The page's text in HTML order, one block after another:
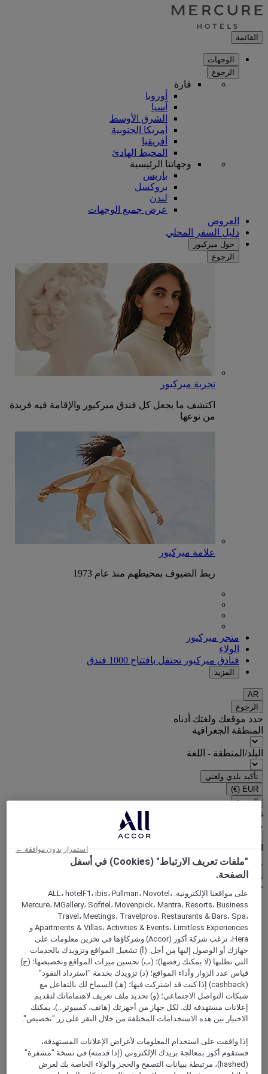
القائمة
الوجهات
الرجوع
قارة
أوروبا
آسيا
الشرق الأوسط
أمريكا الجنوبية
أفريقيا
المحيط الهادئ
وجهاتنا الرئيسية
باريس
بروكسل
لندن
عرض جميع الوجهات
العروض
دليل السفر المحلي
حول ميركيور
الرجوع
تجربة ميركيور
اكتشف ما يجعل كل فندق ميركيور والإقامة فيه فريدة
من نوعها
علامة ميركيور
ربط الضيوف بمحيطهم منذ عام 1973
متجر ميركيور
الولاء
فنادق ميركيور تحتفل بافتتاح 1000 فندق
المزيد
AR
الرجوع
حدد موقعك ولغتك أدناه
المنطقة الجغرافية
البلد/المنطقة - اللغة
تأكيد بلدي ولغتي
EUR
(€)
الرجوع
تحديد عُملتك أدناه
منطقة جغرافية
تأكيد عُملتي
World
Europe
France
Aquitania
PYRENEES-ATLANTIQUES
Biarritz
"ملفات تعريف الارتباط" (Cookies) في أسفل
الصفحة.
على مواقعنا الإلكترونية: ALL، hotelF1، ibis، Pullman، Novotel،
Mercure، MGallery، Sofitel، Movenpick، Mantra، Resorts، Business
Travel، Meetings، Travelpros، Restaurants & Bars، Spa،
Apartments & Villas، Activities & Events، Limitless Experiences و
Hera، ترغب شركة أكور (Accor) وشركاؤها في تخزين معلومات على
جهازك أو الوصول إليها من أجل: (أ) تشغيل المواقع وتزويدك بالخدمات
التي تطلبها (لا يمكنك رفضها)؛ (ب) تحسين ميزات المواقع وتخصيصها؛ (ج)
قياس عدد الزوار وأداء المواقع؛ (د) تزويدك بخدمة "استرداد النقود"
(cashback) إذا كنت قد اشتركت فيها؛ (هـ) السماح لك بالتفاعل مع
شبكات التواصل الاجتماعي؛ (و) تحديد ملف تعريف لاهتماماتك لتقديم
إعلانات مستهدفة لك. لكل جهاز من أجهزتك (هاتف، كمبيوتر...)، يمكنك
الاختيار بين هذه الاستخدامات المختلفة من خلال النقر على زر "تخصيص".
إذا وافقت على استخدام المعلومات لأغراض الإعلانات المستهدفة،
فستقوم أكور بمعالجة بريدك الإلكتروني (إذا قدمته) في نسخة "مشفرة"
(hashed)، مرتبطة ببيانات التصفح والحجز والولاء الخاصة بك لعرض
استمرار بدون موافقة ←